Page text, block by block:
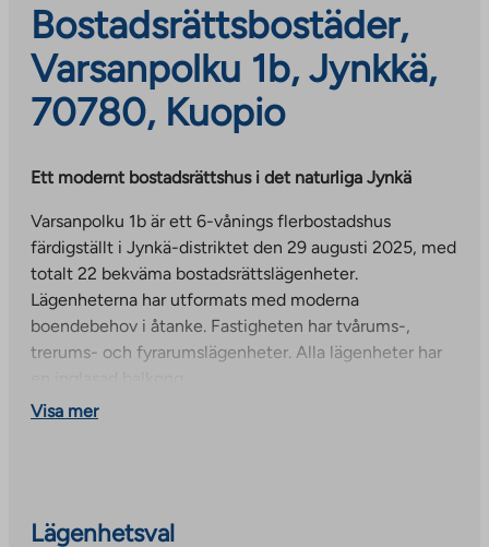
Bostadsrättsbostäder,
Varsanpolku 1b, Jynkkä,
70780, Kuopio
Ett modernt bostadsrättshus i det naturliga Jynkä
Varsanpolku 1b är ett 6-vånings flerbostadshus
färdigställt i Jynkä-distriktet den 29 augusti 2025, med
totalt 22 bekväma bostadsrättslägenheter.
Lägenheterna har utformats med moderna
boendebehov i åtanke. Fastigheten har tvårums-,
trerums- och fyrarumslägenheter. Alla lägenheter har
De gemensamma utrymmena ligger på
parkeringsplatser med eluttag har reserverats för de
Visa mer
Lägenhetsval